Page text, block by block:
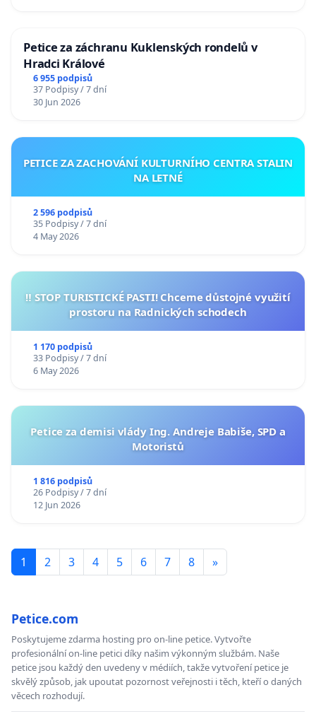
Petice za záchranu Kuklenských rondelů v
Hradci Králové
6 955 podpisů
37 Podpisy / 7 dní
30 Jun 2026
PETICE ZA ZACHOVÁNÍ KULTURNÍHO CENTRA STALIN
NA LETNÉ
2 596 podpisů
35 Podpisy / 7 dní
4 May 2026
‼️ STOP TURISTICKÉ PASTI! Chceme důstojné využití
prostoru na Radnických schodech
1 170 podpisů
33 Podpisy / 7 dní
6 May 2026
Petice za demisi vlády Ing. Andreje Babiše, SPD a
Motoristů
1 816 podpisů
26 Podpisy / 7 dní
12 Jun 2026
1 2 3 4 5 6 7 8 »
Petice.com
Poskytujeme zdarma hosting pro on-line petice. Vytvořte
profesionální on-line petici díky našim výkonným službám. Naše
petice jsou každý den uvedeny v médiích, takže vytvoření petice je
skvělý způsob, jak upoutat pozornost veřejnosti i těch, kteří o daných
věcech rozhodují.